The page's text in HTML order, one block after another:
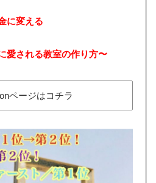
に変える‬
愛される教室の作り方〜
ページはコチラ